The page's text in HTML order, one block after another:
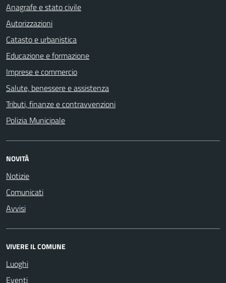
Anagrafe e stato civile
Autorizzazioni
Catasto e urbanistica
Educazione e formazione
Imprese e commercio
Salute, benessere e assistenza
Tributi, finanze e contravvenzioni
Polizia Municipale
NOVITÀ
Notizie
Comunicati
Avvisi
VIVERE IL COMUNE
Luoghi
Eventi